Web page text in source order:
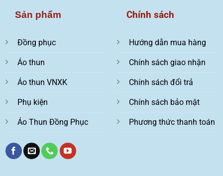
Sản phẩm
Đồng phục
Áo thun
Áo thun VNXK
Phụ kiện
Áo Thun Đồng Phục
Chính sách
Hướng dẫn mua hàng
Chính sách giao nhận
Chính sách đổi trả
Chính sách bảo mật
Phương thức thanh toán